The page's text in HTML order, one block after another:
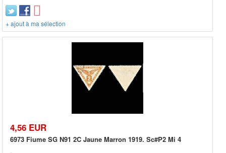
+ ajout à ma sélection
4,56 EUR
6973 Fiume SG N91 2C Jaune Marron 1919. Sc#P2 Mi 4